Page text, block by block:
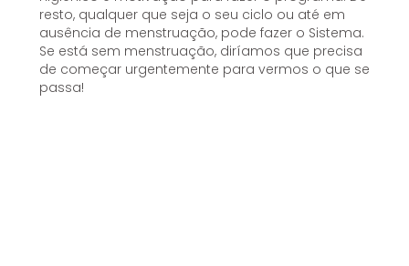
resto, qualquer que seja o seu ciclo ou até em
ausência de menstruação, pode fazer o Sistema.
Se está sem menstruação, diríamos que precisa
de começar urgentemente para vermos o que se
passa!